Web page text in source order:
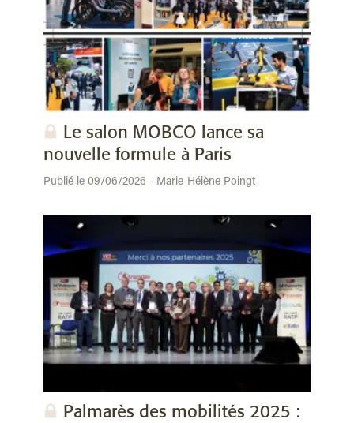
Le salon MOBCO lance sa
nouvelle formule à Paris
Publié le 09/06/2026 - Marie-Hélène Poingt
Palmarès des mobilités 2025 :